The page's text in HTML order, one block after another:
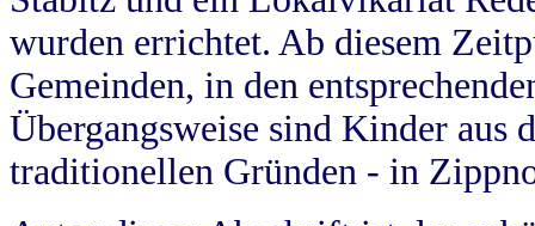
wurden errichtet. Ab diesem
Gemeinden, in den
Übergangsweise sind Kinder aus
traditionellen Gründen - in